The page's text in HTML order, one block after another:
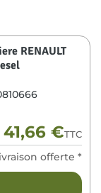
RENAULT
41,66 €TTC
offerte *